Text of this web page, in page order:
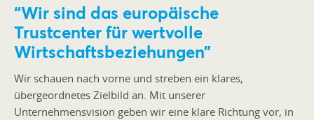
“Wir sind das europäische
Trustcenter für wertvolle
Wirtschaftsbeziehungen”
Wir schauen nach vorne und streben ein klares,
übergeordnetes Zielbild an. Mit unserer
Unternehmensvision geben wir eine klare Richtung vor, in